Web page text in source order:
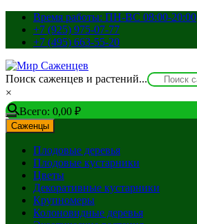
Перейти
содержимому
Время работы: ПН-ВС 08:00-20:00
+7 (925) 975-07-77
+7 (495) 663-55-20
Поиск саженцев и растений...
×
Всего: 0,00 ₽
Саженцы
Плодовые деревья
Плодовые кустарники
Цветы
Декоративные кустарники
Крупномеры
Колоновидные деревья